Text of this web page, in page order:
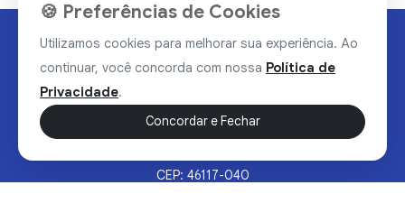
CEP: 46117-040
🍪 Preferências de Cookies
Utilizamos cookies para melhorar sua experiência. Ao
continuar, você concorda com nossa Política de
Privacidade.
Concordar e Fechar